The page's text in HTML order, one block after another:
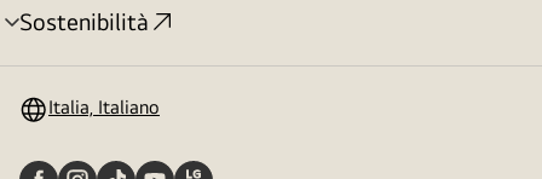
Sostenibilità
Attivazione
Italia, Italiano